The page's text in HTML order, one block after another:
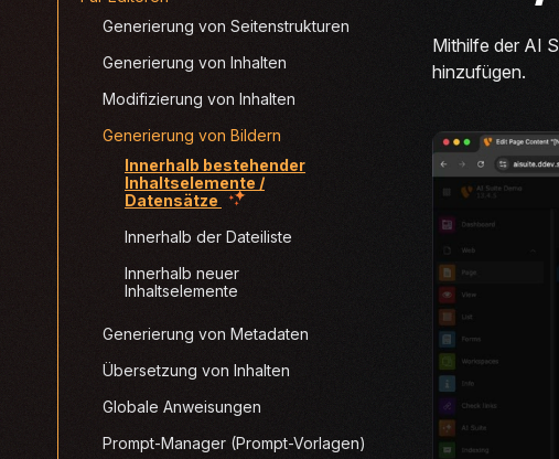
Mithilfe der AI
hinzufügen.
Generierung von Seitenstrukturen
Generierung von Inhalten
Modifizierung von Inhalten
Generierung von Bildern
Innerhalb bestehender
Inhaltselemente /
Datensätze
(current)
Innerhalb der Dateiliste
Innerhalb neuer
Inhaltselemente
Generierung von Metadaten
Übersetzung von Inhalten
Globale Anweisungen
Prompt-Manager (Prompt-Vorlagen)